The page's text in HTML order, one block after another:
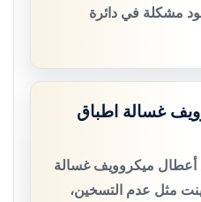
مشكلة في دائرة
غسالة اطباق
أعطال ميكروويف غسالة
مثل عدم التسخين،